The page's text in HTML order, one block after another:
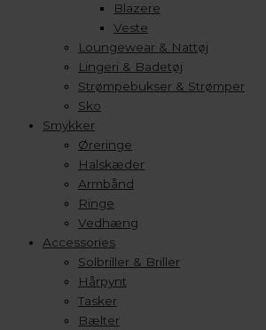
Blazere
Veste
Loungewear & Nattøj
Lingeri & Badetøj
Strømpebukser & Strømper
Sko
Smykker
Øreringe
Halskæder
Armbånd
Ringe
Vedhæng
Accessories
Solbriller & Briller
Hårpynt
Tasker
Bælter